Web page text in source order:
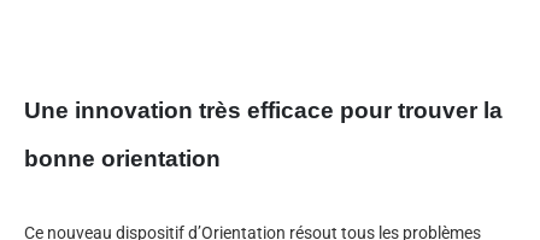
Une innovation très efficace pour trouver la
bonne orientation
Ce nouveau dispositif d’Orientation résout tous les problèmes